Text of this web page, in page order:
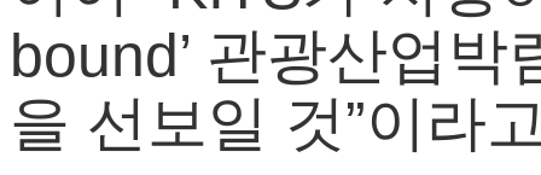
bound’ 관광산업
을 선보일 것”이라